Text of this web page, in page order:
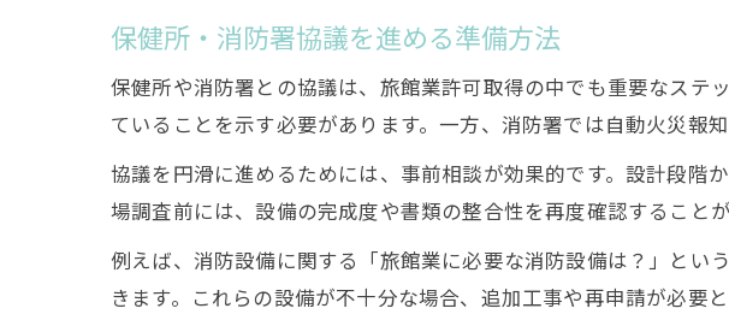
市役所で
旅館業法
旅館業法の基
旅館業法
旅館業法
旅館業法
保健所・消防署協議を進める準備方法
保健所や消防署との協議は、旅館業許可取得の中でも重要なステ
ていることを示す必要があります。一方、消防署では自動火災報
協議を円滑に進めるためには、事前相談が効果的です。設計段階
場調査前には、設備の完成度や書類の整合性を再度確認すること
例えば、消防設備に関する「旅館業に必要な消防設備は？」と
きます。これらの設備が不十分な場合、追加工事や再申請が必要